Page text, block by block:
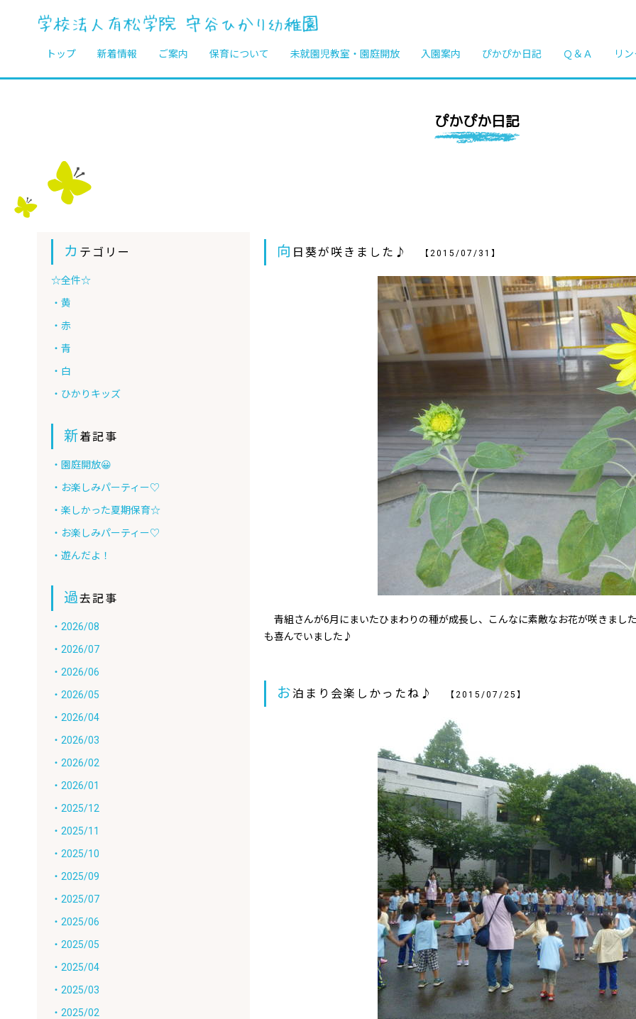
トップ 新着情報 ご案内 保育について 未就園児教室・園庭開放 入園案内 ぴかぴか日記 Ｑ＆Ａ リ
ぴかぴか日記
カ テゴリー
☆全件☆
・黄
・赤
・青
・白
・ひかりキッズ
新着記事
・園庭開放😀
・お楽しみパーティー♡
・楽しかった夏期保育☆
・お楽しみパーティー♡
・遊んだよ！
過去記事
・2026/08
・2026/07
・2026/06
・2026/05
・2026/04
・2026/03
・2026/02
・2026/01
・2025/12
・2025/11
・2025/10
・2025/09
・2025/07
・2025/06
・2025/05
・2025/04
・2025/03
・2025/02
向 日葵が咲きました♪ 【2015/07/31】
青組さんが6月にまいたひまわりの種が成長し、こんなに素敵なお花が咲きまし
も喜んでいました♪
お泊まり会楽しかったね♪ 【2015/07/25】